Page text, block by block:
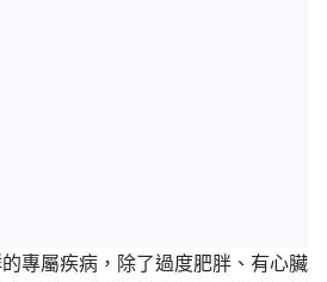
專屬疾病，除了過度肥胖、有心臟